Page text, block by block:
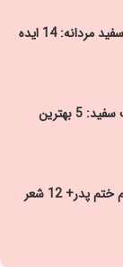
لباس مجلسی با کفش اسپرت سفید مردانه: 14 ایده
رنگ پیراهن مردانه برای پوست سفید: 5 بهترین
24 بهترین متن سخنرانی مراسم ختم پدر+ 12 شعر